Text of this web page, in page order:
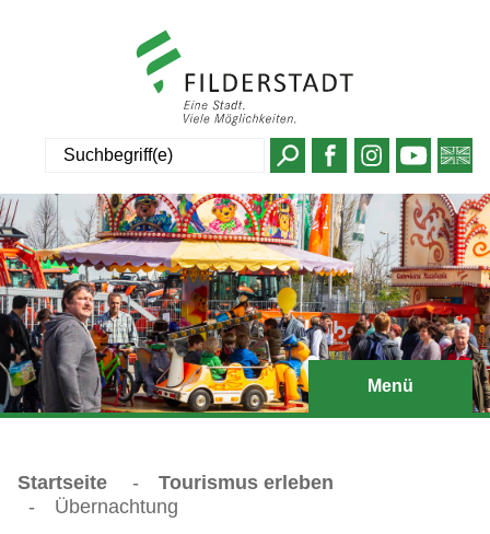
Menü
Startseite -
Tourismus erleben
-
Übernachtung